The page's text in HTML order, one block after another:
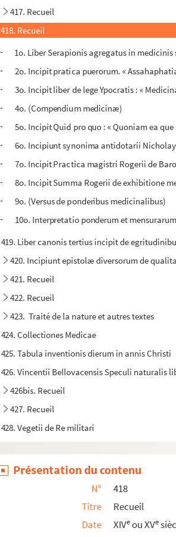
417. Recueil
418. Recueil
1o. Liber Serapionis agregatus in
2o. Incipit pratica puerorum. «
3o. Incipit liber de lege Ypocratis : «
4o. (Compendium medicinæ)
5o. Incipit Quid pro quo : « Quoniam ea que
6o. Incipiunt synonima antidotarii Nicholay
7o. Incipit Practica magistri Rogerii de
8o. Incipit Summa Rogerii de exhibitione
9o. (Versus de ponderibus medicinalibus)
10o. Interpretatio ponderum et
419. Liber canonis tertius incipit de
420. Incipiunt epistolæ diversorum de
421. Recueil
422. Recueil
423. Traité de la nature et autres textes
424. Collectiones Medicae
425. Tabula inventionis dierum in annis Christi
426. Vincentii Bellovacensis Speculi naturalis
426bis. Recueil
427. Recueil
428. Vegetii de Re militari
430. Quæstiones et solutiones in Aristotelis
Présentation du contenu
N°
418
Titre
Recueil
Date
XIVeou XVe